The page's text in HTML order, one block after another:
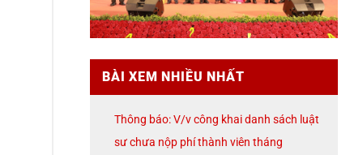
BÀI XEM NHIỀU NHẤT
Thông báo: V/v công khai danh sách luật
sư chưa nộp phí thành viên tháng